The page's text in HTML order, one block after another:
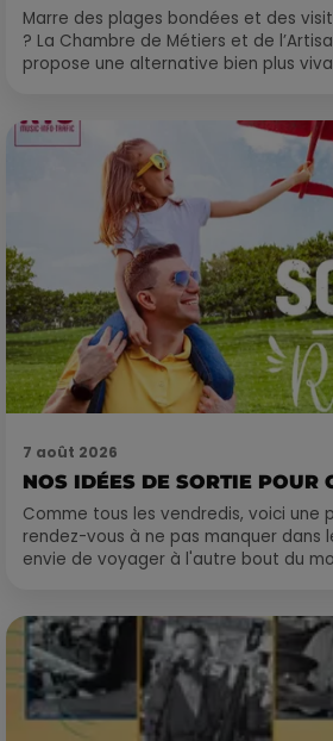
Marre des plages bondées et des
? La Chambre de Métiers et de
propose une alternative bien plus
7 août 2026
NOS IDÉES DE SORTIE POUR
Comme tous les vendredis, voici une
rendez-vous à ne pas manquer dans
envie de voyager à l'autre bout du